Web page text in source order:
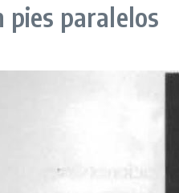
pies paralelos